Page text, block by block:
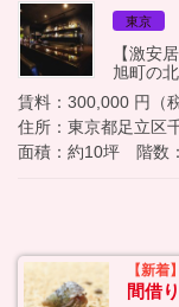
東京
【激安
旭町の
賃料：300,000 円（税
住所：東京都足立区
面積：約10坪 階数
【新着】
間借